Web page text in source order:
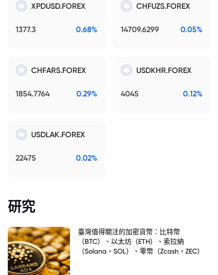
XPDUSD.FOREX
1377.3 0.68%
CHFUZS.FOREX
14709.6299 0.05%
CHFARS.FOREX
1854.7764 0.29%
USDKHR.FOREX
4045 0.12%
USDLAK.FOREX
22475 0.02%
研究
臺灣值得關注的加密貨幣：比特幣
（BTC）、以太坊（ETH）、索拉納
（Solana，SOL）、零幣（Zcash，ZEC）